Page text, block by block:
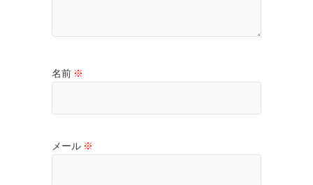
名前 ※
メール ※